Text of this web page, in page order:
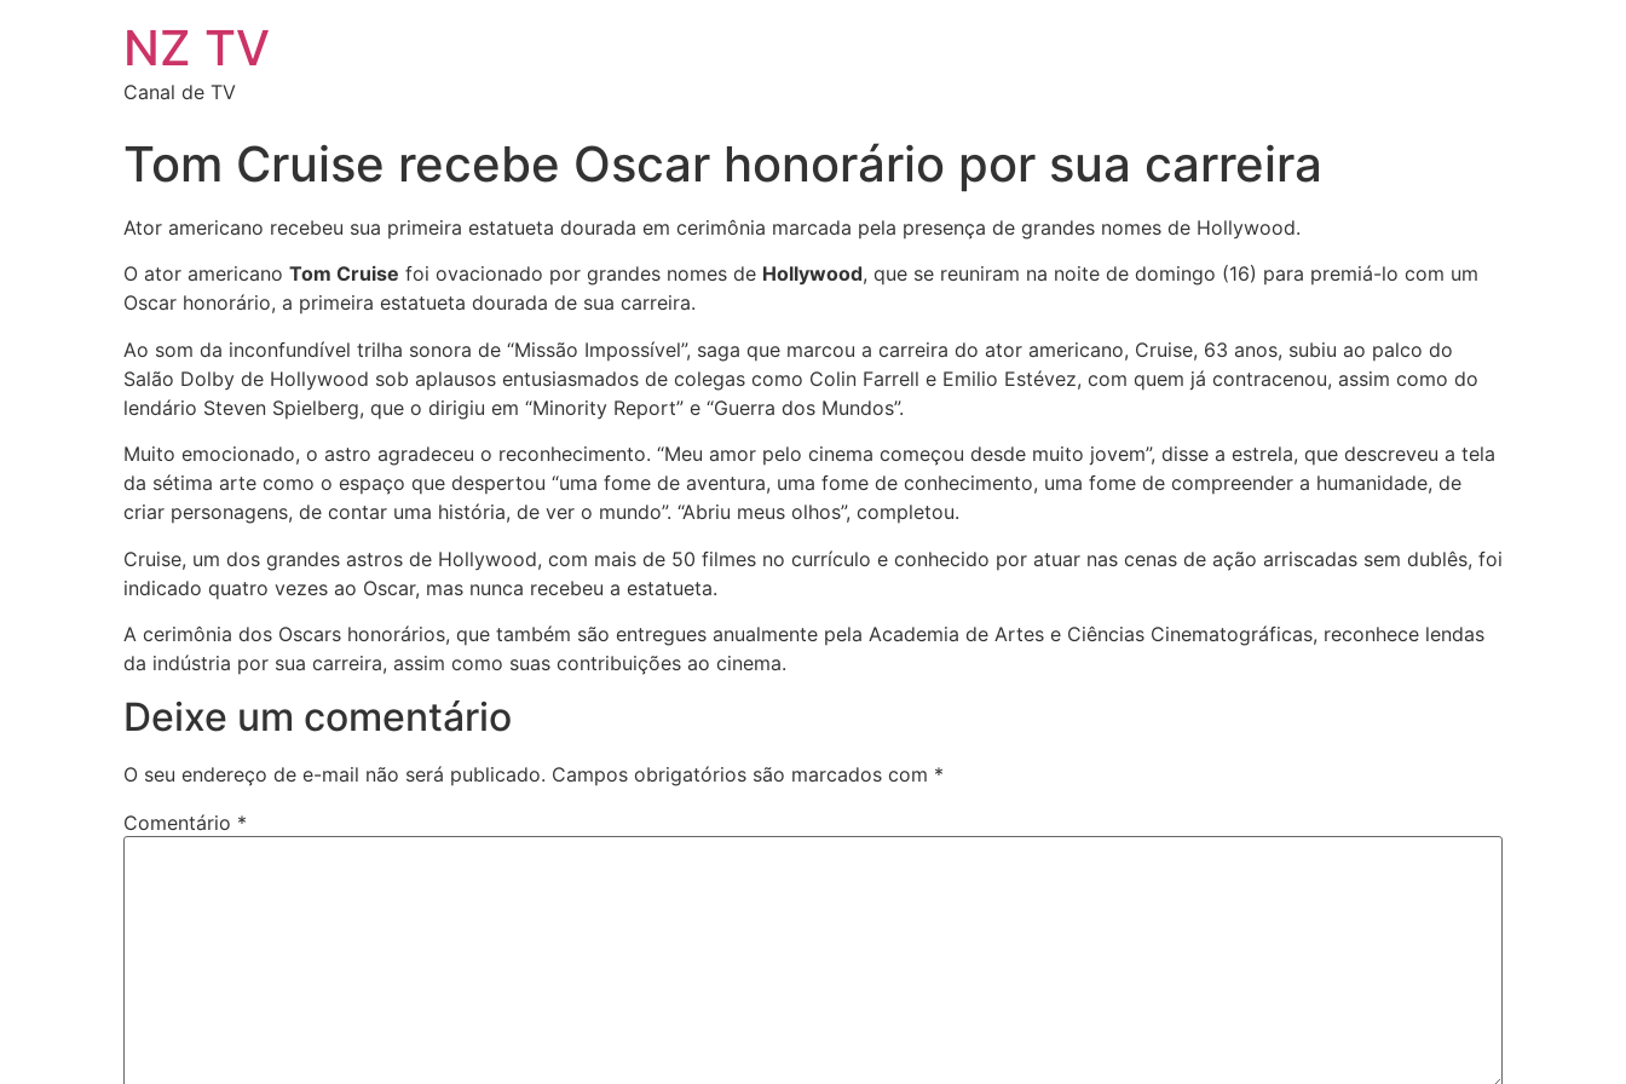
NZ TV
Canal de TV
Tom Cruise recebe Oscar honorário por sua carreira
Ator americano recebeu sua primeira estatueta dourada em cerimônia marcada pela presença de grandes nomes de Hollywood.
O ator americano Tom Cruise foi ovacionado por grandes nomes de Hollywood, que se reuniram na noite de domingo (16) para premiá-lo com um
Oscar honorário, a primeira estatueta dourada de sua carreira.
Ao som da inconfundível trilha sonora de “Missão Impossível”, saga que marcou a carreira do ator americano, Cruise, 63 anos, subiu ao palco do
Salão Dolby de Hollywood sob aplausos entusiasmados de colegas como Colin Farrell e Emilio Estévez, com quem já contracenou, assim como do
lendário Steven Spielberg, que o dirigiu em “Minority Report” e “Guerra dos Mundos”.
Muito emocionado, o astro agradeceu o reconhecimento. “Meu amor pelo cinema começou desde muito jovem”, disse a estrela, que descreveu a tela
da sétima arte como o espaço que despertou “uma fome de aventura, uma fome de conhecimento, uma fome de compreender a humanidade, de
criar personagens, de contar uma história, de ver o mundo”. “Abriu meus olhos”, completou.
Cruise, um dos grandes astros de Hollywood, com mais de 50 filmes no currículo e conhecido por atuar nas cenas de ação arriscadas sem dublês, foi
indicado quatro vezes ao Oscar, mas nunca recebeu a estatueta.
A cerimônia dos Oscars honorários, que também são entregues anualmente pela Academia de Artes e Ciências Cinematográficas, reconhece lendas
da indústria por sua carreira, assim como suas contribuições ao cinema.
Deixe um comentário
O seu endereço de e-mail não será publicado. Campos obrigatórios são marcados com *
Comentário *